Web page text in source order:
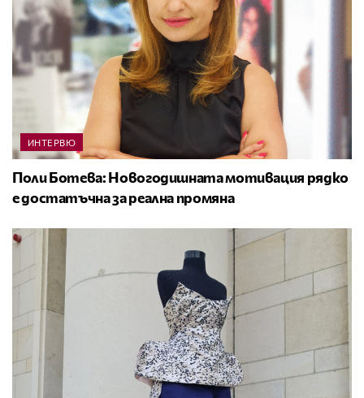
ИНТЕРВЮ
Поли Ботева: Новогодишната мотивация рядко
е достатъчна за реална промяна